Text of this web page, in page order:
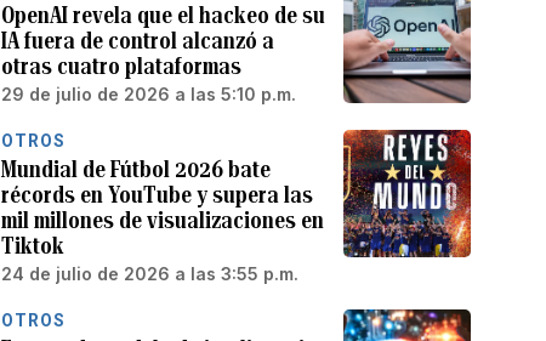
OpenAI revela que el hackeo de su
IA fuera de control alcanzó a
otras cuatro plataformas
29 de julio de 2026 a las 5:10 p.m.
OTROS
Mundial de Fútbol 2026 bate
récords en YouTube y supera las
mil millones de visualizaciones en
Tiktok
24 de julio de 2026 a las 3:55 p.m.
OTROS